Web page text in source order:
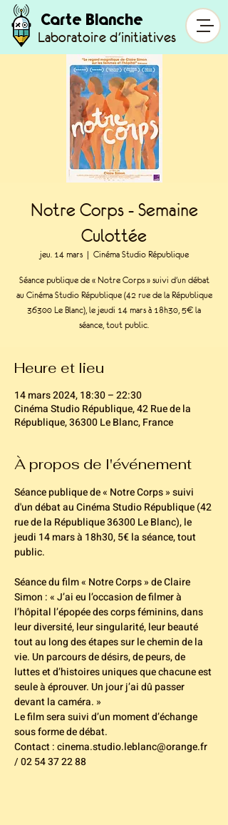
Carte Blanche
Laboratoire d'initiatives
Notre Corps - Semaine
Culottée
jeu. 14 mars
  |
Cinéma Studio République
Séance publique de « Notre Corps » suivi d'un débat
au Cinéma Studio République (42 rue de la République
36300 Le Blanc), le jeudi 14 mars à 18h30, 5€ la
séance, tout public.
Heure et lieu
14 mars 2024, 18:30 – 22:30
Cinéma Studio République, 42 Rue de la
République, 36300 Le Blanc, France
À propos de l'événement
Séance publique de « Notre Corps » suivi
d'un débat au Cinéma Studio République (42
rue de la République 36300 Le Blanc), le
jeudi 14 mars à 18h30, 5€ la séance, tout
public.
Séance du film « Notre Corps » de Claire
Simon : « J’ai eu l’occasion de filmer à
l’hôpital l’épopée des corps féminins, dans
leur diversité, leur singularité, leur beauté
tout au long des étapes sur le chemin de la
vie. Un parcours de désirs, de peurs, de
luttes et d’histoires uniques que chacune est
seule à éprouver. Un jour j’ai dû passer
devant la caméra. »
Le film sera suivi d’un moment d’échange
sous forme de débat.
Contact : cinema.studio.leblanc@orange.fr
/ 02 54 37 22 88